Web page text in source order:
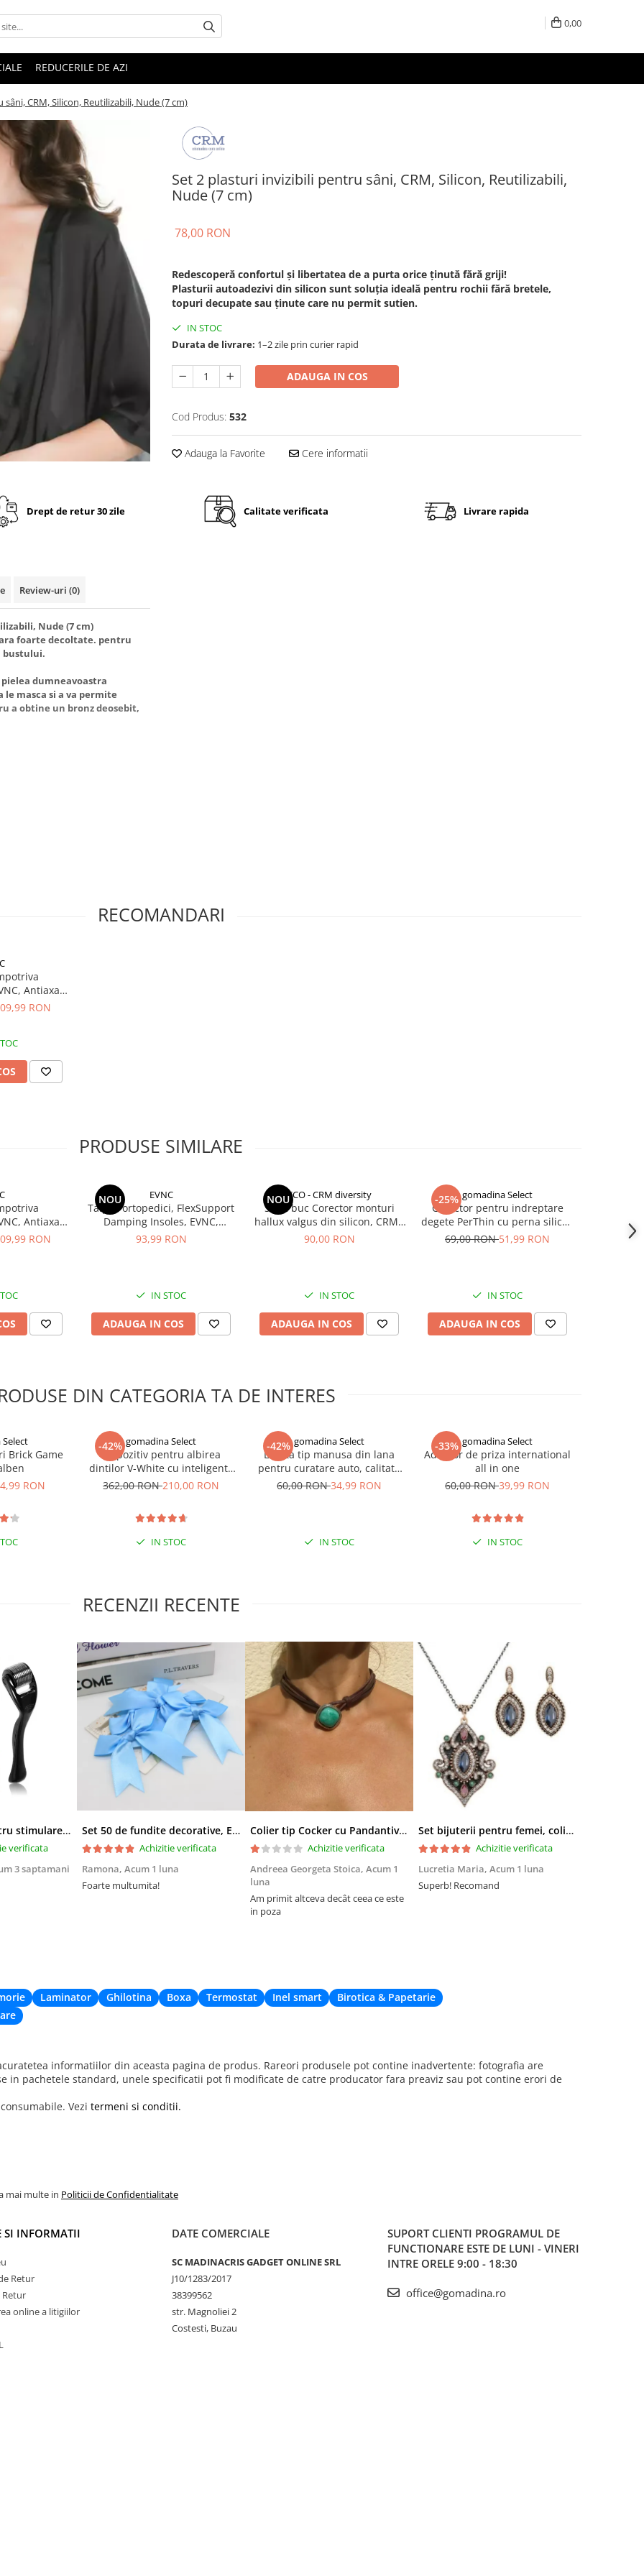
0,00
REDUCERILE DE AZI
CRM, Silicon, Reutilizabili, Nude (7 cm)
Set 2 plasturi invizibili pentru sâni, CRM, Silicon, Reutilizabili,
Nude (7 cm)
78,00 RON
Redescoperă confortul și libertatea de a purta orice ținută fără griji!
Plasturii autoadezivi din silicon sunt soluția ideală pentru rochii fără bretele,
topuri decupate sau ținute care nu permit sutien.
IN STOC
Durata de livrare: 1–2 zile prin curier rapid
ADAUGA IN COS
Cod Produs: 532
Adauga la Favorite Cere informatii
Drept de retur 30 zile Calitate verificata Livrare rapida
Review-uri (0)
Nude (7 cm)
foarte decoltate. pentru
bustului.
dumneavoastra
masca si a va permite
a obtine un bronz deosebit,
RECOMANDARI
Antiaxa
eficient
RON
PRODUSE SIMILARE
Antiaxa
eficient
RON
NOU EVNC
Talpici ortopedici, FlexSupport
Damping Insoles, EVNC,
absorbție de soc si ventilație,
93,99 RON
IN STOC
ADAUGA IN COS
NOUCCO - CRM diversity
Set 2 buc Corector monturi
hallux valgus din silicon, CRM,
separator degete picior,
90,00 RON
IN STOC
ADAUGA IN COS
-25% gomadina Select
Corector pentru indreptare
degete PerThin cu perna silicon
si bandaj elastic
69,00 RON51,99 RON
IN STOC
ADAUGA IN COS
cresterii
DIN CATEGORIA TA DE INTERES
Brick Game
RON
-42% gomadina Select
Dispozitiv pentru albirea
dintilor V-White cu inteligenta
artificiala
362,00 RON210,00 RON
IN STOC
-42% gomadina Select
Laveta tip manusa din lana
pentru curatare auto, calitate
extra
60,00 RON34,99 RON
IN STOC
-33% gomadina Select
Adaptor de priza international
all in one
60,00 RON39,99 RON
IN STOC
RECENZII RECENTE
Derma-roller pentru stimularea cresterii parului, scalp si barba, Beard Roller
verificata
3 saptamani
Set 50 de fundite decorative, EVNC, Blue Satin , potrivite pentru masini, scaune sau pahare, albastru
Achizitie verificata
Ramona, Acum 1 luna
Foarte multumita!
Colier tip Cocker cu Pandantiv Boho EVNC - Turquoise Pendant, Mărime Reglabilă
Achizitie verificata
Andreea Georgeta Stoica, Acum 1
luna
Am primit altceva decât ceea ce este
in poza
Set bijuterii pentru femei, colier cu pandantiv si cercei, CRM, 51 cm, multicolor
Achizitie verificata
Lucretia Maria, Acum 1 luna
Superb! Recomand
Laminator Ghilotina Boxa Termostat Inel smart
Birotica & Papetarie
informatiilor din aceasta pagina de produs. Rareori produsele pot contine inadvertente: fotografia are
in pachetele standard, unele specificatii pot fi modificate de catre producator fara preaviz sau pot contine erori de
Vezi termeni si conditii.
mai multe in Politicii de Confidentialitate
SI INFORMATII
Retur
Retur
online a litigiilor
DATE COMERCIALE
SC MADINACRIS GADGET ONLINE SRL
J10/1283/2017
38399562
str. Magnoliei 2
Costesti, Buzau
SUPORT CLIENTI PROGRAMUL DE
FUNCTIONARE ESTE DE LUNI - VINERI
INTRE ORELE 9:00 - 18:30
office@gomadina.ro